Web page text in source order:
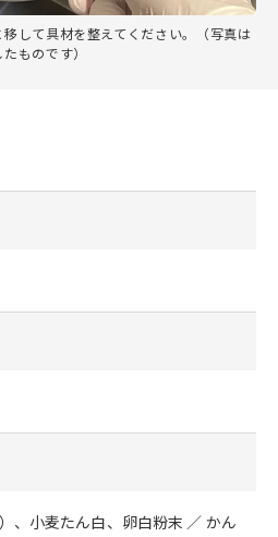
して具材を整えてください。（写真は
ものです）
、小麦たん白、卵白粉末 ／ かん